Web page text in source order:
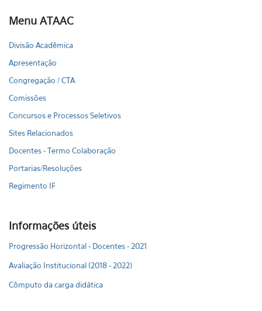
Menu ATAAC
Divisão Acadêmica
Apresentação
Congregação / CTA
Comissões
Concursos e Processos Seletivos
Sites Relacionados
Docentes - Termo Colaboração
Portarias/Resoluções
Regimento IF
Informações úteis
Progressão Horizontal - Docentes - 2021
Avaliação Institucional (2018 - 2022)
Cômputo da carga didática